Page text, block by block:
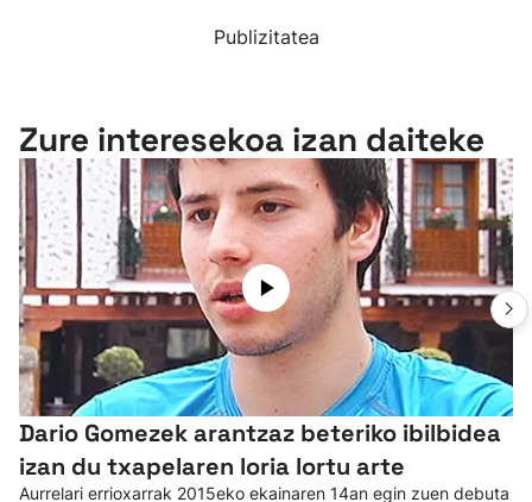
Publizitatea
Zure interesekoa izan daiteke
Dario Gomezek arantzaz beteriko ibilbidea
izan du txapelaren loria lortu arte
Aurrelari errioxarrak 2015eko ekainaren 14an egin zuen debuta